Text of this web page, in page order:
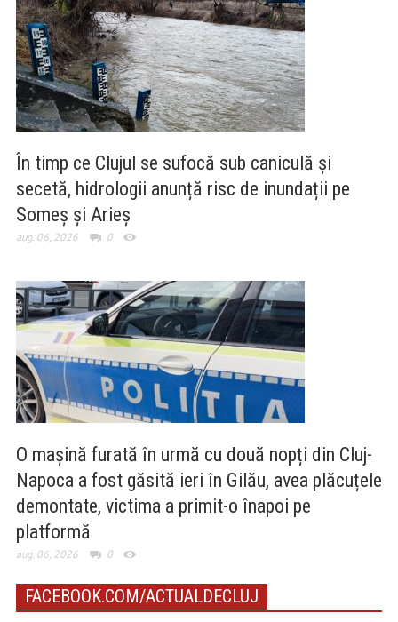
În timp ce Clujul se sufocă sub caniculă și
secetă, hidrologii anunță risc de inundații pe
Someș și Arieș
aug. 06, 2026 0
O mașină furată în urmă cu două nopți din Cluj-
Napoca a fost găsită ieri în Gilău, avea plăcuțele
demontate, victima a primit-o înapoi pe
platformă
aug. 06, 2026 0
FACEBOOK.COM/ACTUALDECLUJ